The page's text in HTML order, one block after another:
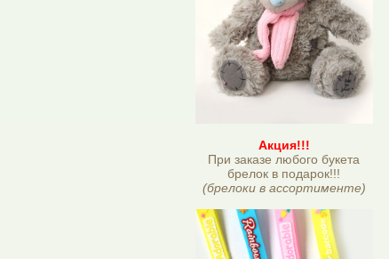
Акция!!!
При заказе любого букета
брелок в подарок!!!
(брелоки в ассортименте)